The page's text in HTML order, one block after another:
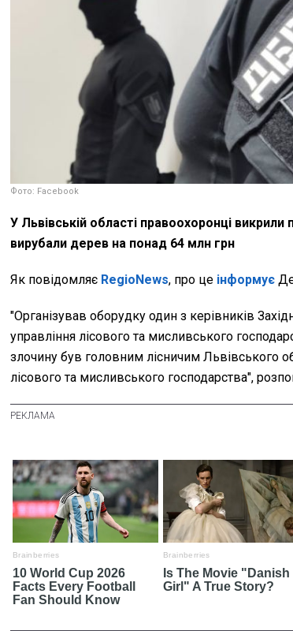
Фото: Facebook
У Львівській області правоохоронці викрили
вирубали дерев на понад 64 млн грн
Як повідомляє RegioNews, про це інформує
"Організував оборудку один з керівників
управління лісового та мисливського
злочину був головним лісничим Львівського
лісового та мисливського господарства",